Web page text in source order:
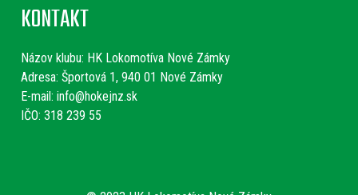
KONTAKT
Názov klubu: HK Lokomotíva Nové Zámky
Adresa: Športová 1, 940 01 Nové Zámky
E-mail: info@hokejnz.sk
IČO: 318 239 55